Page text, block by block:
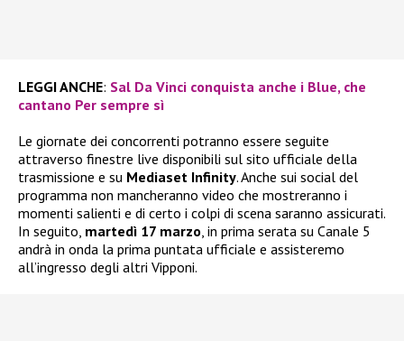
LEGGI ANCHE: Sal Da Vinci conquista anche i Blue, che
cantano Per sempre sì
Le giornate dei concorrenti potranno essere seguite
attraverso finestre live disponibili sul sito ufficiale della
trasmissione e su Mediaset Infinity. Anche sui social del
programma non mancheranno video che mostreranno i
momenti salienti e di certo i colpi di scena saranno assicurati.
In seguito, martedì 17 marzo , in prima serata su Canale 5
andrà in onda la prima puntata ufficiale e assisteremo
all’ingresso degli altri Vipponi.